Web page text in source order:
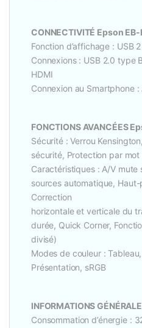
CONNECTIVITÉ Epson EB-
Fonction d’affichage : USB
Connexions : USB 2.0 type
HDMI
Connexion au Smartphone
FONCTIONS AVANCÉES
Sécurité : Verrou
sécurité, Protection par
Caractéristiques : A/V mute
sources automatique,
Correction
horizontale et verticale du
durée, Quick Corner,
divisé)
Modes de couleur :
Présentation, sRGB
INFORMATIONS
Consommation d’énergie :